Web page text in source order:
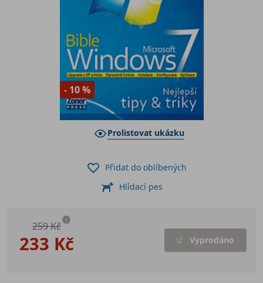
- 10 %
Prolistovat ukázku
233 Kč
259 Kč i
Vyprodáno
Přidat do oblíbených
Hlídací pes